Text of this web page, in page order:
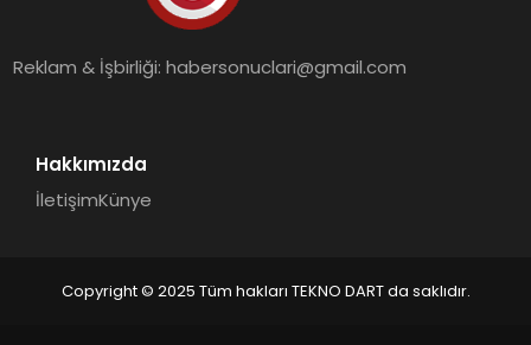
Reklam & İşbirliği:habersonuclari@gmail.com
Hakkımızda
İletişimKünye
Copyright © 2025 Tüm hakları TEKNO DART da saklıdır.